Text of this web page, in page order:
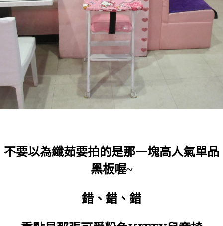
不要以為纖茹要拍的是那一塊高人氣單品
黑板喔~
錯、錯、錯